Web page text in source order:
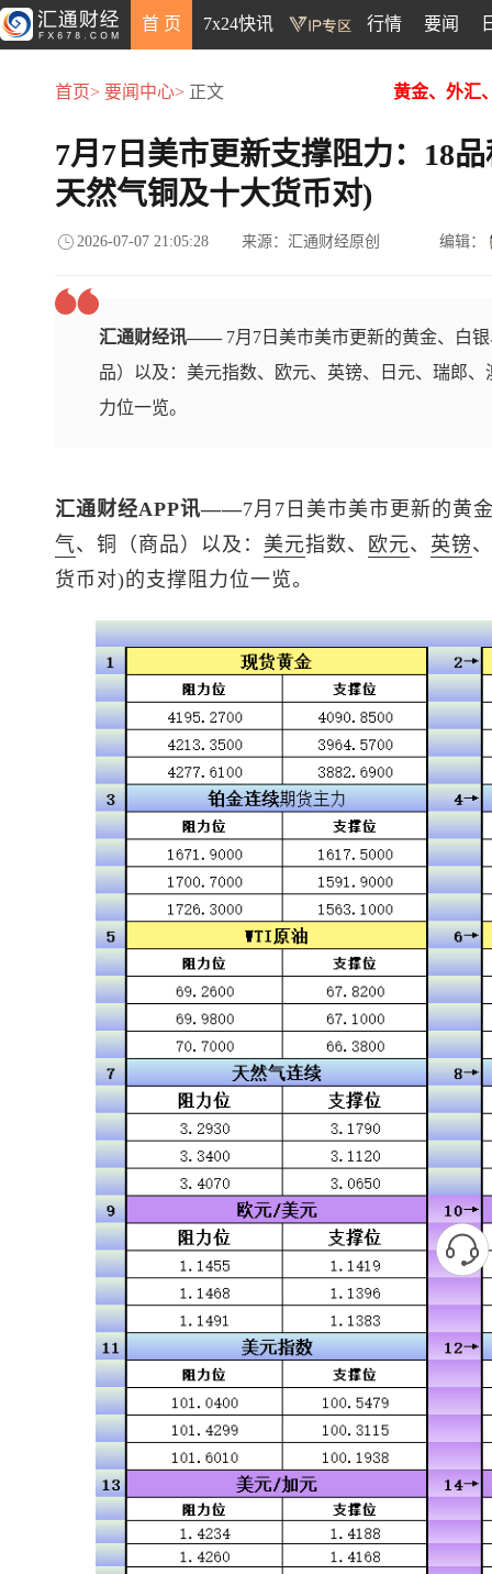
首 页 7x24快讯 行情 要闻
首页> 要闻中心> 正文 黄金、外汇
7月7日美市更新支撑阻力：18
天然气铜及十大货币对)
2026-07-07 21:05:28 来源：汇通财经原创 编辑：
汇通财经讯—— 7月7日美市美市更新的黄金、白
品）以及：美元指数、欧元、英镑、日元、瑞郎
力位一览。
汇通财经APP讯——7月7日美市美市更新的黄
气、铜（商品）以及： 美元指数、 欧元、 英镑、
货币对)的支撑阻力位一览。